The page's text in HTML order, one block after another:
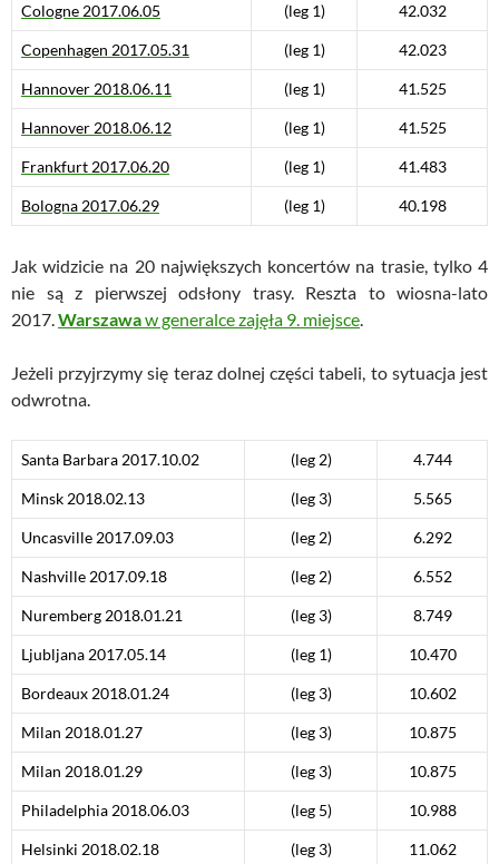
Cologne 2017.06.05 (leg 1) 42.032
Copenhagen 2017.05.31 (leg 1) 42.023
Hannover 2018.06.11 (leg 1) 41.525
Hannover 2018.06.12 (leg 1) 41.525
Frankfurt 2017.06.20 (leg 1) 41.483
Bologna 2017.06.29 (leg 1) 40.198
Jak widzicie na 20 największych koncertów na trasie, tylko 4
nie są z pierwszej odsłony trasy. Reszta to wiosna-lato
2017.Warszawaw generalce zajęła 9. miejsce.
Jeżeli przyjrzymy się teraz dolnej części tabeli, to sytuacja jest
odwrotna.
Santa Barbara 2017.10.02 (leg 2) 4.744
Minsk 2018.02.13 (leg 3) 5.565
Uncasville 2017.09.03 (leg 2) 6.292
Nashville 2017.09.18 (leg 2) 6.552
Nuremberg 2018.01.21 (leg 3) 8.749
Ljubljana 2017.05.14 (leg 1) 10.470
Bordeaux 2018.01.24 (leg 3) 10.602
Milan 2018.01.27 (leg 3) 10.875
Milan 2018.01.29 (leg 3) 10.875
Philadelphia 2018.06.03 (leg 5) 10.988
Helsinki 2018.02.18 (leg 3) 11.062